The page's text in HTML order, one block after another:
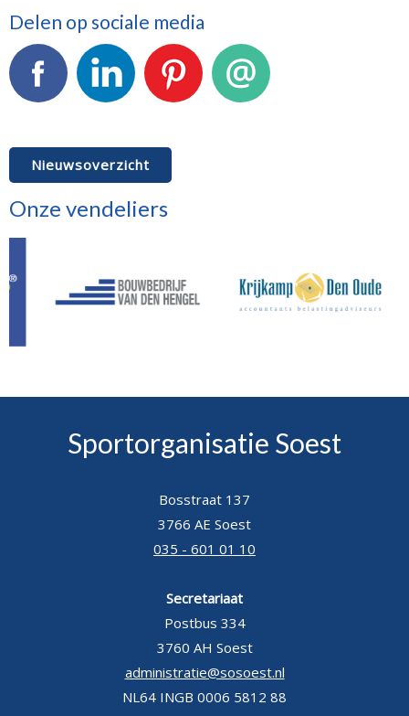
Delen op sociale media
Nieuwsoverzicht
Onze vendeliers
Sportorganisatie Soest
Bosstraat 137
3766 AE Soest
035 - 601 01 10
Secretariaat
Postbus 334
3760 AH Soest
administratie@sosoest.nl
NL64 INGB 0006 5812 88